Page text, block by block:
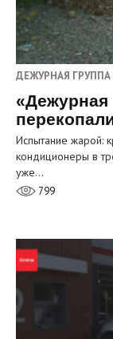
ДЕЖУРНАЯ ГРУППА
«Дежурная
Испытание жарой:
кондиционеры в
уже…
799